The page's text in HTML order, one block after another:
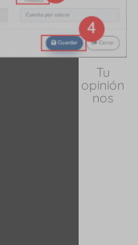
Tu
opinión
nos